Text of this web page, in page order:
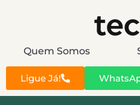
Quem Somos
Ligue Já!